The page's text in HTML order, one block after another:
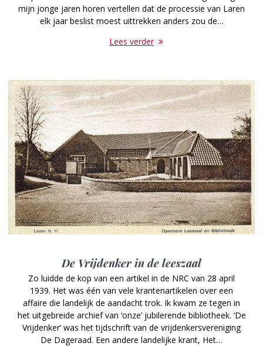
mijn jonge jaren horen vertellen dat de processie van Laren
elk jaar beslist moest uittrekken anders zou de…
Lees verder
De Vrijdenker in de leeszaal
Zo luidde de kop van een artikel in de NRC van 28 april
1939. Het was één van vele krantenartikelen over een
affaire die landelijk de aandacht trok. Ik kwam ze tegen in
het uitgebreide archief van ‘onze’ jubilerende bibliotheek. ‘De
­Vrijdenker’ was het tijdschrift van de vrijdenkersvereniging
De Dageraad. Een andere landelijke krant, Het…